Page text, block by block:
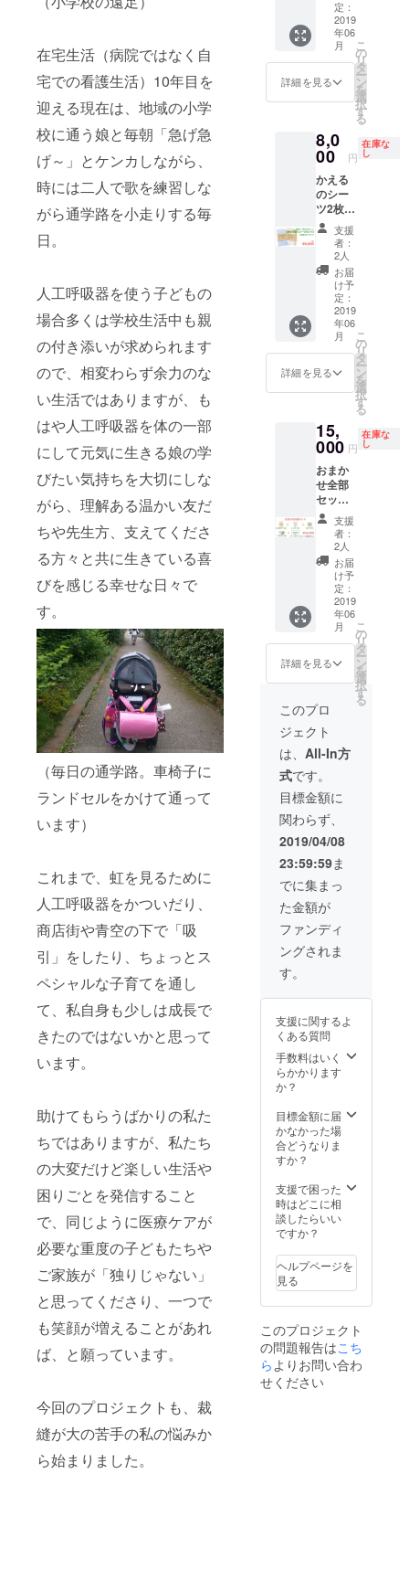
在宅生活（病院ではなく自
宅での看護生活）10年目を
迎える現在は、地域の小学
校に通う娘と毎朝「急げ急
げ～」とケンカしながら、
時には二人で歌を練習しな
がら通学路を小走りする毎
日。
人工呼吸器を使う子どもの
場合多くは学校生活中も親
の付き添いが求められます
ので、相変わらず余力のな
い生活ではありますが、も
はや人工呼吸器を体の一部
にして元気に生きる娘の学
びたい気持ちを大切にしな
がら、理解ある温かい友だ
ちや先生方、支えてくださ
る方々と共に生きている喜
びを感じる幸せな日々で
す。
（毎日の通学路。車椅子に
ランドセルをかけて通って
います）
これまで、虹を見るために
人工呼吸器をかついだり、
商店街や青空の下で「吸
引」をしたり、ちょっとス
ペシャルな子育てを通し
て、私自身も少しは成長で
きたのではないかと思って
います。
助けてもらうばかりの私た
ちではありますが、私たち
の大変だけど楽しい生活や
困りごとを発信すること
で、同じように医療ケアが
必要な重度の子どもたちや
ご家族が「独りじゃない」
と思ってくださり、一つで
も笑顔が増えることがあれ
ば、と願っています。
今回のプロジェクトも、裁
縫が大の苦手の私の悩みか
ら始まりました。
メッ
セージ
定：
2019
年06
月
詳細を見る
こ
の
リ
タ
ー
ン
を
選
択
す
る
8,0
00 円
在庫な
し
かえる
のシー
ツ2枚
セット
【夢＆
花咲
く】＆
お礼の
メッ
セージ
支援
者：
2人
お届
け予
定：
2019
年06
月
詳細を見る
こ
の
リ
タ
ー
ン
を
選
択
す
る
15,
000 円
在庫な
し
おまか
せ全部
セット
「かえ
るの
シー
ツ」1枚
＋コー
スター3
枚＋医
療的ケ
ア児の
ロゴ入
り缶
バッジ1
個＋お
礼のハ
ガキ1枚
＋大泉
エリ講
演資料
が入っ
たセッ
ト。※
シーツ
の種類
やコー
スター
と缶
バッジ
の生地
はお任
せにな
り、選
支援
者：
2人
お届
け予
定：
2019
年06
月
詳細を見る
こ
の
リ
タ
ー
ン
を
選
択
す
る
このプロ
ジェクト
は、 All-In方
式です。
目標金額に
関わらず、
2019/04/08
23:59:59ま
でに集まっ
た金額が
ファンディ
ングされま
す。
支援に関するよ
くある質問
手数料はいく
らかかります
か？
目標金額に届
かなかった場
合どうなりま
すか？
支援で困った
時はどこに相
談したらいい
ですか？
ヘルプページを
見る
このプロジェクト
の問題報告はこち
ら よりお問い合わ
せください